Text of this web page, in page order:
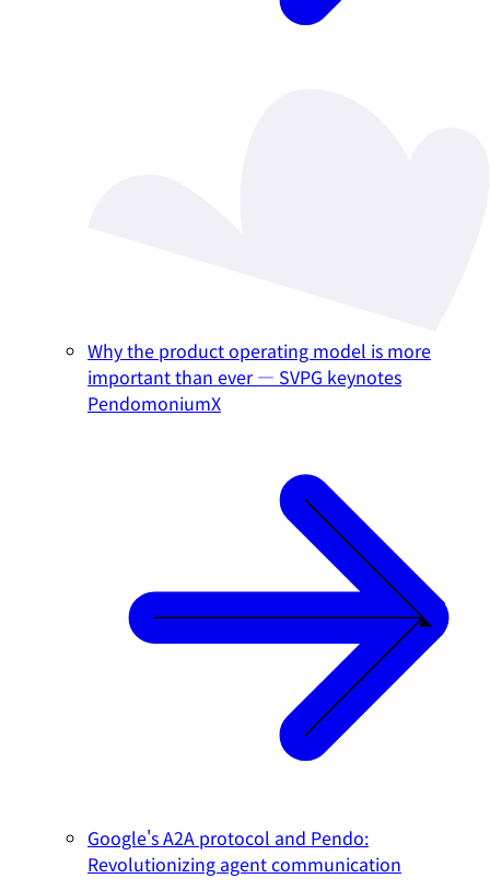
Why the product operating model is more
important than ever — SVPG keynotes
PendomoniumX
Google's A2A protocol and Pendo:
Revolutionizing agent communication